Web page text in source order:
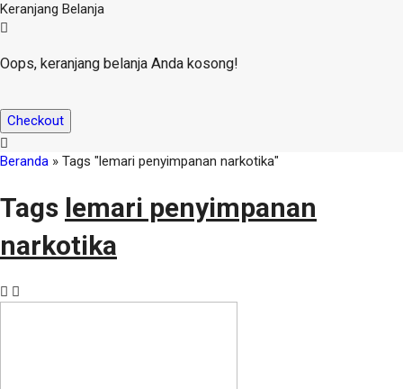
Keranjang Belanja
Oops, keranjang belanja Anda kosong!
Checkout
Beranda » Tags "lemari penyimpanan narkotika"
Tags lemari penyimpanan
narkotika